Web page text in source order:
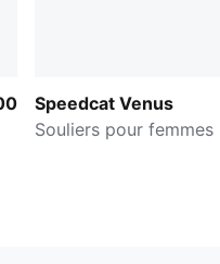
Speedcat Venus
Souliers pour femmes